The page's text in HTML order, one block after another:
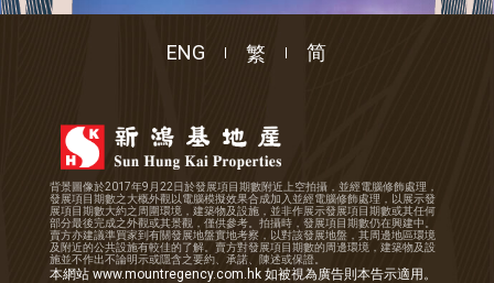
ENG 繁 简
背景圖像於2017年9月22日於發展項目期數附近上空拍攝，並經電腦修飾處理，
發展項目期數之大概外觀以電腦模擬效果合成加入並經電腦修飾處理，以展示發
展項目期數大約之周圍環境，建築物及設施，並非作展示發展項目期數或其任何
部分最後完成之外觀或其景觀，僅供參考。拍攝時，發展項目期數仍在興建中。
賣方亦建議準買家到有關發展地盤實地考察，以對該發展地盤，其周邊地區環境
及附近的公共設施有較佳的了解。賣方對發展項目期數的周邊環境，建築物及設
施並不作出不論明示或隱含之要約、承諾、陳述或保證。
本網站 www.mountregency.com.hk 如被視為廣告則本告示適用。